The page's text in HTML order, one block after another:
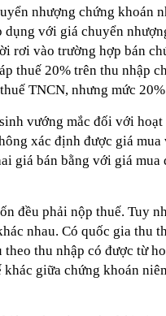
nhượng chứng khoán
dụng với giá chuyển
rơi vào trường hợp bán
thuế 20% trên thu nhập
TNCN, nhưng mức
vướng mắc đối với
xác định được giá mua
giá bán bằng với giá mua
đều phải nộp thuế. Tuy
nhau. Có quốc gia thu
thu nhập có được từ
giữa chứng khoán